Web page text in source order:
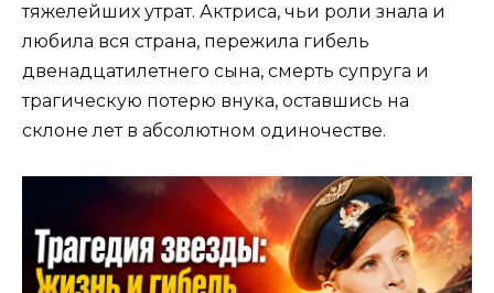
тяжелейших утрат. Актриса, чьи роли знала и
любила вся страна, пережила гибель
двенадцатилетнего сына, смерть супруга и
трагическую потерю внука, оставшись на
склоне лет в абсолютном одиночестве.